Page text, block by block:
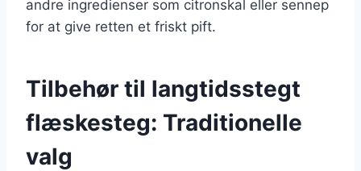
andre ingredienser som citronskal eller sennep
for at give retten et friskt pift.
Tilbehør til langtidsstegt
flæskesteg: Traditionelle
valg